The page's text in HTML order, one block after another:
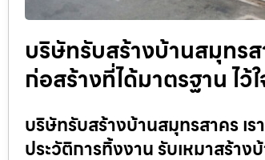
บริษัทรับสร้างบ้านสมุทร
ก่อสร้างที่ได้มาตรฐาน ไว้
บริษัทรับสร้างบ้านสมุทรสาคร เร
ประวัติการทิ้งงาน รับเหมาสร้า